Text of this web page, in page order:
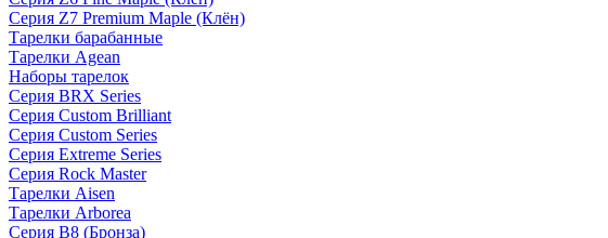
Серия Z7 Premium Maple (Клён)
Тарелки барабанные
Тарелки Agean
Наборы тарелок
Серия BRX Series
Серия Custom Brilliant
Серия Custom Series
Серия Extreme Series
Серия Rock Master
Тарелки Aisen
Тарелки Arborea
Серия B8 (Бронза)